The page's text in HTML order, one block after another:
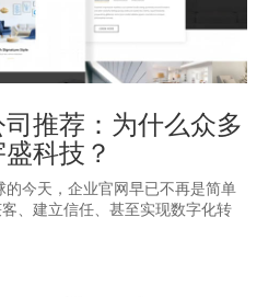
推荐：为什么众多
科技？
今天，企业官网早已不再是简单
、建立信任、甚至实现数字化转